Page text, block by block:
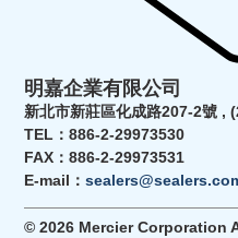
明嘉企業有限公司
新北市新莊區化成路207-2號 ,
TEL：886-2-29973530
FAX：886-2-29973531
E-mail：
© 2026 Mercier Corporation